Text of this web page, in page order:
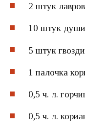
2 штук
10 штук
5 штук
1 палочка
0,5 ч. л.
0,5 ч. л.